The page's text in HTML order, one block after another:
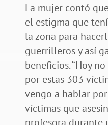
La mujer contó
el estigma que
la zona para
guerrilleros y así
beneficios. “Hoy
por estas 303
vengo a hablar
víctimas que